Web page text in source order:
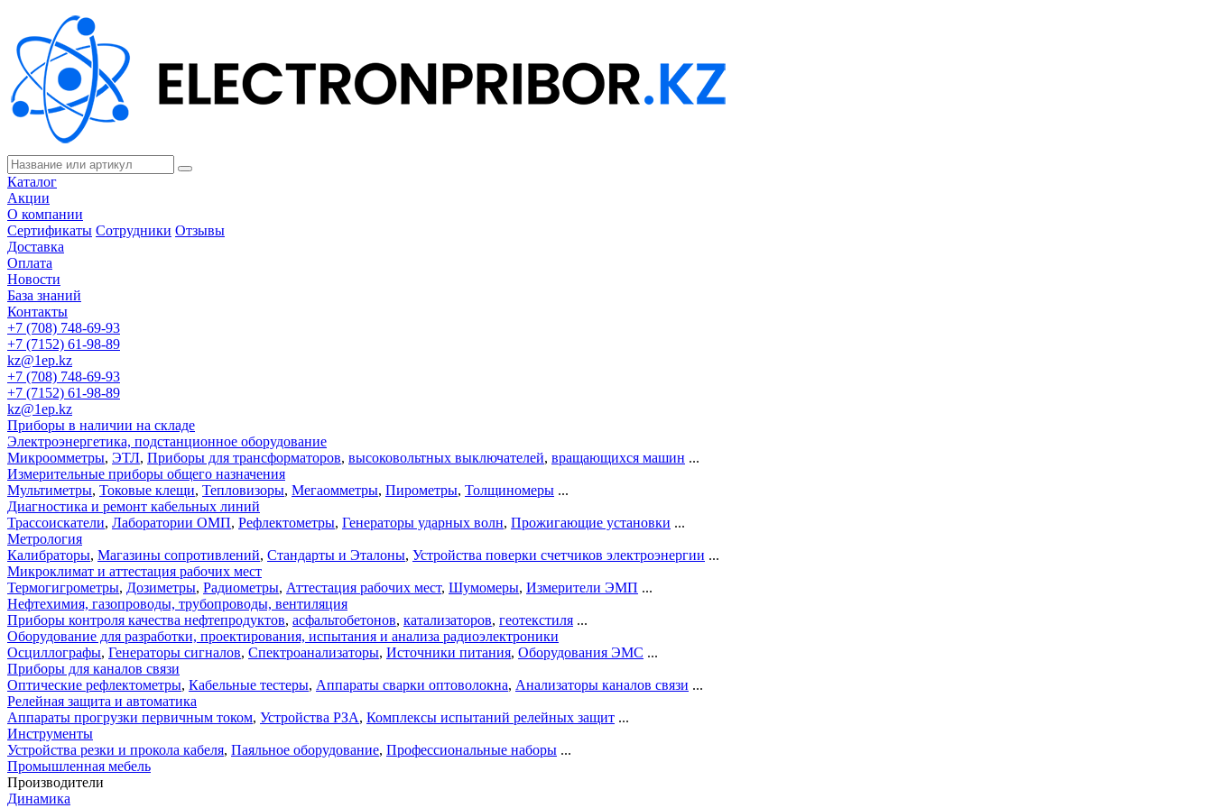
Каталог
Акции
О компании
Сертификаты Сотрудники Отзывы
Доставка
Оплата
Новости
База знаний
Контакты
+7 (708) 748-69-93
+7 (7152) 61-98-89
kz@1ep.kz
+7 (708) 748-69-93
+7 (7152) 61-98-89
kz@1ep.kz
Приборы в наличии на складе
Электроэнергетика, подстанционное оборудование
Микроомметры, ЭТЛ, Приборы для трансформаторов, высоковольтных выключателей, вращающихся машин ...
Измерительные приборы общего назначения
Мультиметры, Токовые клещи, Тепловизоры, Мегаомметры, Пирометры, Толщиномеры ...
Диагностика и ремонт кабельных линий
Трассоискатели, Лаборатории ОМП, Рефлектометры, Генераторы ударных волн, Прожигающие установки ...
Метрология
Калибраторы, Магазины сопротивлений, Стандарты и Эталоны, Устройства поверки счетчиков электроэнергии ...
Микроклимат и аттестация рабочих мест
Термогигрометры, Дозиметры, Радиометры, Аттестация рабочих мест, Шумомеры, Измерители ЭМП ...
Нефтехимия, газопроводы, трубопроводы, вентиляция
Приборы контроля качества нефтепродуктов, асфальтобетонов, катализаторов, геотекстиля ...
Оборудование для разработки, проектирования, испытания и анализа радиоэлектроники
Осциллографы, Генераторы сигналов, Спектроанализаторы, Источники питания, Оборудования ЭМС ...
Приборы для каналов связи
Оптические рефлектометры, Кабельные тестеры, Аппараты сварки оптоволокна, Анализаторы каналов связи ...
Релейная защита и автоматика
Аппараты прогрузки первичным током, Устройства РЗА, Комплексы испытаний релейных защит ...
Инструменты
Устройства резки и прокола кабеля, Паяльное оборудование, Профессиональные наборы ...
Промышленная мебель
Производители
Динамика